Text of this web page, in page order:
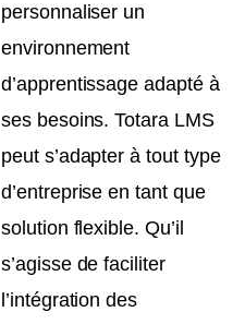
personnaliser un
environnement
d’apprentissage adapté à
ses besoins. Totara LMS
peut s’adapter à tout type
d’entreprise en tant que
solution flexible. Qu’il
s’agisse de faciliter
l’intégration des